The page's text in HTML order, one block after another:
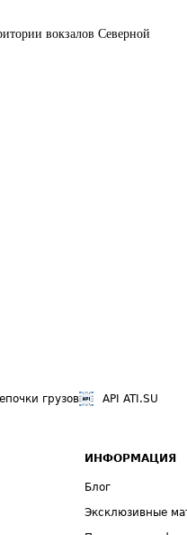
вокзалов Северной
грузов API ATI.SU
ИНФОРМАЦИЯ
Блог
Эксклюзивные